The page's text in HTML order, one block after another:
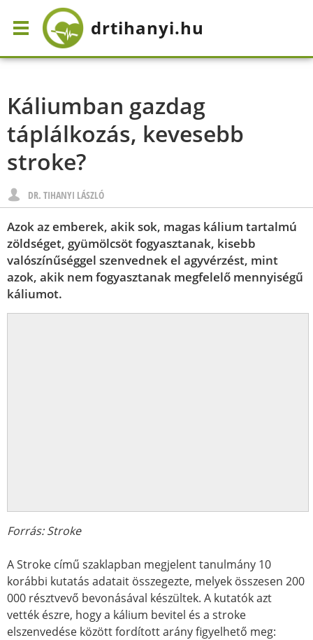
drtihanyi.hu
Káliumban gazdag
táplálkozás, kevesebb
stroke?
DR. TIHANYI LÁSZLÓ
Azok az emberek, akik sok, magas kálium tartalmú
zöldséget, gyümölcsöt fogyasztanak, kisebb
valószínűséggel szenvednek el agyvérzést, mint
azok, akik nem fogyasztanak megfelelő mennyiségű
káliumot.
Forrás: Stroke
A Stroke című szaklapban megjelent tanulmány 10
korábbi kutatás adatait összegezte, melyek összesen 200
000 résztvevő bevonásával készültek. A kutatók azt
vették észre, hogy a kálium bevitel és a stroke
elszenvedése között fordított arány figyelhető meg: